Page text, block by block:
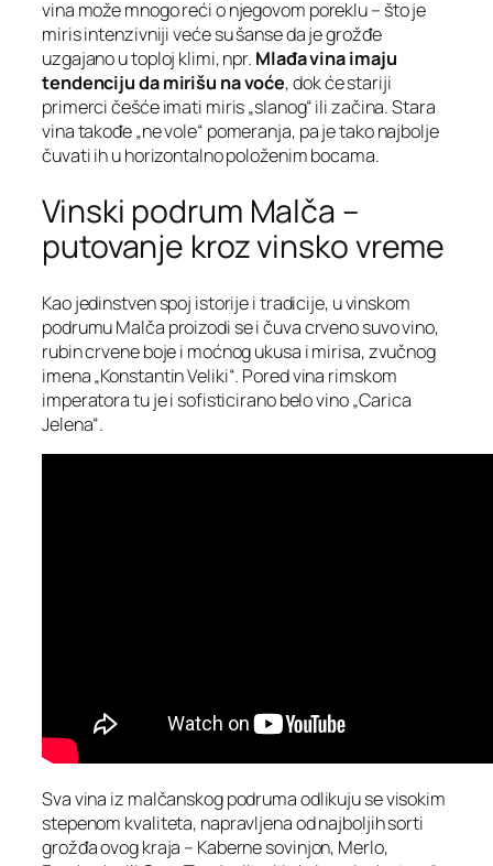
vina može mnogo reći o njegovom poreklu – što je
miris intenzivniji veće su šanse da je grožđe
uzgajano u toploj klimi, npr. Mlađa vina imaju
tendenciju da mirišu na voće, dok će stariji
primerci češće imati miris „slanog“ ili začina. Stara
vina takođe „ne vole“ pomeranja, pa je tako najbolje
čuvati ih u horizontalno položenim bocama.
Vinski podrum Malča –
putovanje kroz vinsko vreme
Kao jedinstven spoj istorije i tradicije, u vinskom
podrumu Malča proizodi se i čuva crveno suvo vino,
rubin crvene boje i moćnog ukusa i mirisa, zvučnog
imena „Konstantin Veliki“. Pored vina rimskom
imperatora tu je i sofisticirano belo vino „Carica
Jelena“.
Sva vina iz malčanskog podruma odlikuju se visokim
stepenom kvaliteta, napravljena od najboljih sorti
grožđa ovog kraja – Kaberne sovinjon, Merlo,